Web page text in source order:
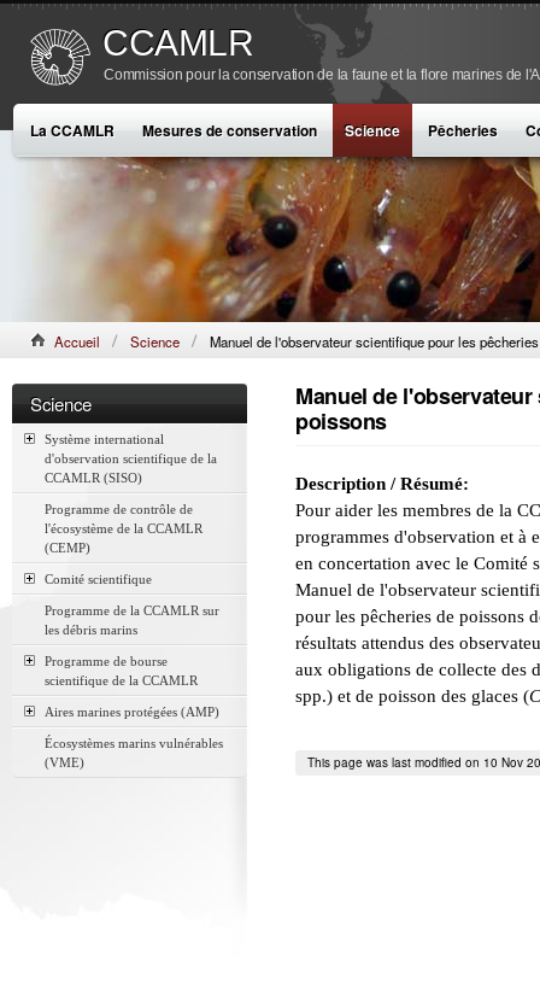
CCAMLR
Commission pour la conservation de la faune et la flore marines de
La CCAMLR Mesures de conservation Science Pêcheries
Accueil Science Manuel de l'observateur scientifique pour les
Science
Système international
d'observation scientifique de la
CCAMLR (SISO)
Programme de contrôle de
l'écosystème de la CCAMLR
(CEMP)
Comité scientifique
Programme de la CCAMLR sur
les débris marins
Programme de bourse
scientifique de la CCAMLR
Aires marines protégées (AMP)
Écosystèmes marins vulnérables
(VME)
Manuel de
poissons
Description / Résumé:
Pour aider les membres de la
programmes d'observation et à
en concertation avec le Comité
Manuel de l'observateur
pour les pêcheries de poissons
résultats attendus des
aux obligations de collecte des
spp.) et de poisson des glaces (
This page was last modified on 10 Nov